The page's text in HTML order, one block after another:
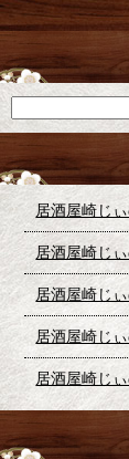
居酒屋崎じ
居酒屋崎じ
居酒屋崎じ
居酒屋崎じ
居酒屋崎じ